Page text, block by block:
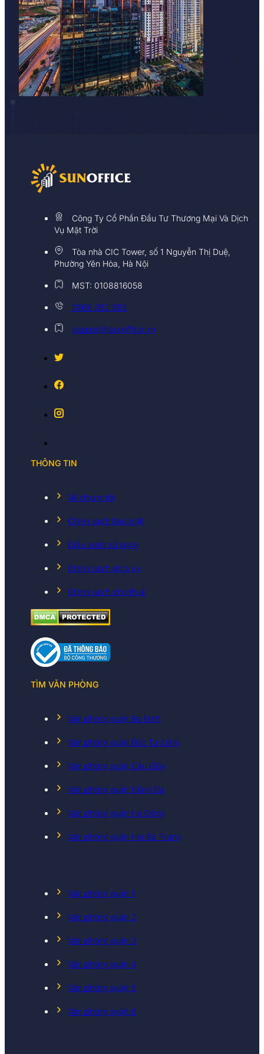
Công Ty Cổ Phần Đầu Tư Thương Mại Và Dịch
Vụ Mặt Trời
Tòa nhà CIC Tower, số 1 Nguyễn Thị Duệ,
Phường Yên Hòa, Hà Nội
MST: 0108816058
0968 382 682
support@sunoffice.vn
THÔNG TIN
Về chúng tôi
Chính sách bảo mật
Điều koản sử dụng
Chính sách dịch vụ
Chính sách cho thuê
TÌM VĂN PHÒNG
Văn phòng quận Ba Đình
Văn phòng quận Bắc Từ Liêm
Văn phòng quận Cầu Giấy
Văn phòng quận Đống Đa
Văn phòng quận Hà Đông
Văn phòng quận Hai Bà Trưng
Văn phòng quận 1
Văn phòng quận 2
Văn phòng quận 3
Văn phòng quận 4
Văn phòng quận 5
Văn phòng quận 6